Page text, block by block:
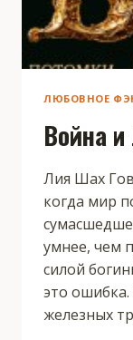
ЛЮБОВНОЕ
Война
Лия Шах
когда мир
умнее, чем
силой
это
железных